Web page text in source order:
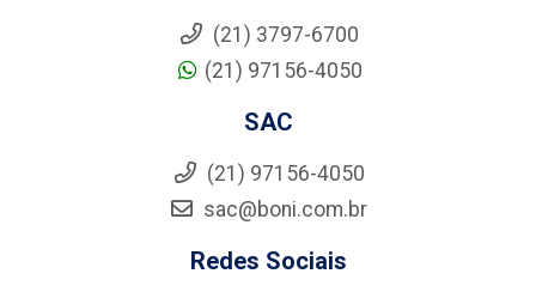
(21) 3797-6700
(21) 97156-4050
SAC
(21) 97156-4050
sac@boni.com.br
Redes Sociais